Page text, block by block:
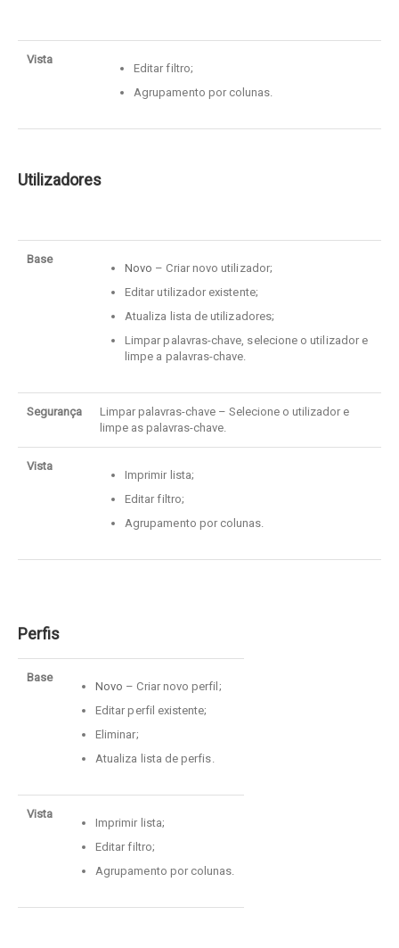
Vista
Editar filtro;
Agrupamento por colunas.
Utilizadores
Base
Novo – Criar novo utilizador;
Editar utilizador existente;
Atualiza lista de utilizadores;
Limpar palavras-chave, selecione o utilizador e
limpe a palavras-chave.
Segurança
Limpar palavras-chave – Selecione o utilizador e
limpe as palavras-chave.
Vista
Imprimir lista;
Editar filtro;
Agrupamento por colunas.
Perfis
Base
Novo – Criar novo perfil;
Editar perfil existente;
Eliminar;
Atualiza lista de perfis.
Vista
Imprimir lista;
Editar filtro;
Agrupamento por colunas.